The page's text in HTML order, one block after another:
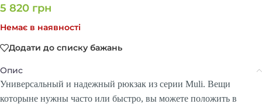
5 820 грн
Немає в наявності
Додати до списку бажань
Опис
Универсальный и надежный рюкзак из серии Muli. Вещи
которыне нужны часто или быстро, вы можете положить в